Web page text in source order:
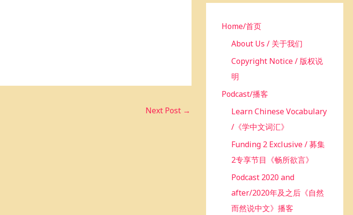
Next Post →
r
Home/首页
About Us / 关于我们
Copyright Notice / 版权说
明
Podcast/播客
Learn Chinese Vocabulary
/《学中文词汇》
Funding 2 Exclusive / 募集
2专享节目《畅所欲言》
Podcast 2020 and
after/2020年及之后《自然
而然说中文》播客